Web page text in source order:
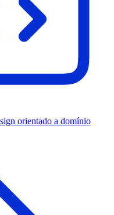
orientado a domínio